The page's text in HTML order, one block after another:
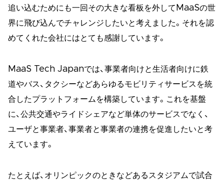
追い込むためにも一回その大きな看板を外してMaaSの世
界に飛び込んでチャレンジしたいと考えました。それを認
めてくれた会社にはとても感謝しています。
MaaS Tech Japanでは、事業者向けと生活者向けに鉄
道やバス、タクシーなどあらゆるモビリティサービスを統
合したプラットフォームを構築しています。これを基盤
に、公共交通やライドシェアなど単体のサービスでなく、
ユーザと事業者、事業者と事業者の連携を促進したいと考
えています。
たとえば、オリンピックのときなどあるスタジアムで試合